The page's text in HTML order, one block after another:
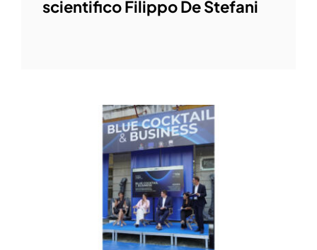
scientifico Filippo De Stefani